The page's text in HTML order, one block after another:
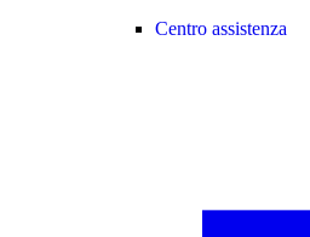
Centro assistenza